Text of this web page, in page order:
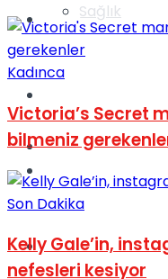
Sağlık
TV
Müzik
Tatil
Spor
Kadınca
Victoria’s Secret
bilmeniz
Son Dakika
Kelly Gale’in,
nefesleri kesiyor